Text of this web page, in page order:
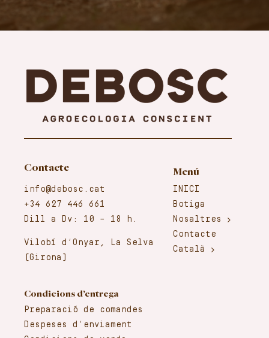
Menú
INICI
Botiga
Nosaltres
Contacte
Català
Contacte
info@debosc.cat
+34 627 446 661
Dill a Dv: 10 – 18 h.
Vilobí d’Onyar, La Selva
(Girona)
Condicions d’entrega
Preparació de comandes
Despeses d’enviament